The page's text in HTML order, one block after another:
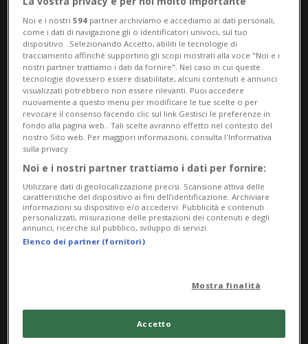
GRIGIONI 8 mesi
La frana seppellisce
parzialmente una casa
Noi e i nostri594 partner archiviamo e accediamo ai dati personali,
come i dati di navigazione gli o identificatori univoci, sul tuo
dispositivo . Selezionando Accetto, abiliti le tecnologie di
tracciamento affinché supportino gli scopi mostrati alla voce "Noi e i
nostri partner trattiamo i dati da fornire". Nel caso in cui queste
tecnologie dovessero essere disabilitate, alcuni contenuti e annunci
visualizzati potrebbero non essere rilevanti. Puoi accedere
nuovamente a questo menu per modificare le tue scelte o per
revocare il consenso facendo clic sul link Gestisci le preferenze in
fondo alla pagina web.. Tali scelte avranno effetto nel contesto del
nostro Sito web. Per maggiori informazioni, consulta l'Informativa
sulla privacy.
Noi e i nostri partner trattiamo i dati per fornire:
Utilizzare dati di geolocalizzazione precisi. Scansione attiva delle
caratteristiche del dispositivo ai fini dell’identificazione. Archiviare
informazioni su dispositivo e/o accedervi. Pubblicità e contenuti
personalizzati, misurazione delle prestazioni dei contenuti e degli
annunci, ricerche sul pubblico, sviluppo di servizi.
Elenco dei partner (fornitori)
Mostra finalità
Accetto